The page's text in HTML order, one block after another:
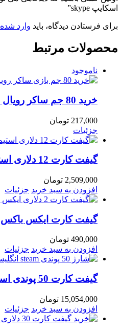
اسکایپ skype”
برای فرستادن دیدگاه، باید وارد شده
محصولات مرتبط
ناموجود
خرید 80 جم ساکر رویال – soccer royal
217,000 تومان
جزئیات
گیفت کارت 12 دلاری استیم steam گلوبال
2,509,000 تومان
افزودن به سبد خرید جزئیات
گیفت کارت ایکس باکس 2 دلاری
490,000 تومان
افزودن به سبد خرید جزئیات
گیفت کارت 50 پوندی استیم انگلیس Steam
15,054,000 تومان
افزودن به سبد خرید جزئیات